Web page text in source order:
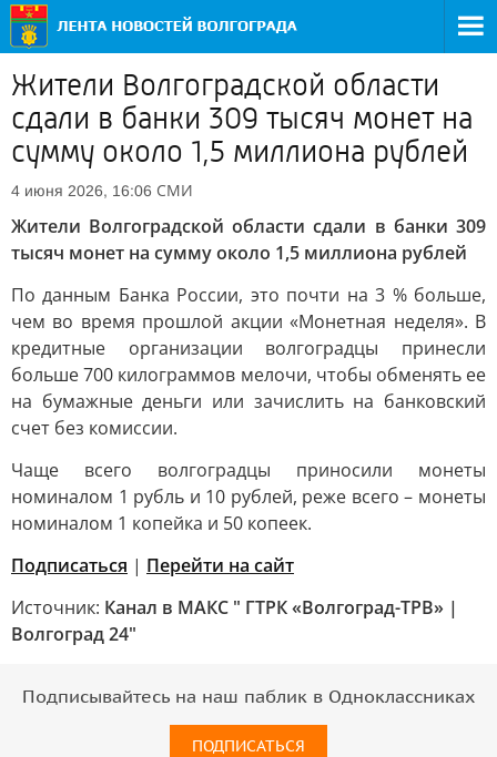
Жители Волгоградской области
сдали в банки 309 тысяч монет на
сумму около 1,5 миллиона рублей
4 июня 2026, 16:06 СМИ
Жители Волгоградской области сдали в банки 309
тысяч монет на сумму около 1,5 миллиона рублей
По данным Банка России, это почти на 3 % больше,
чем во время прошлой акции «Монетная неделя». В
кредитные организации волгоградцы принесли
больше 700 килограммов мелочи, чтобы обменять ее
на бумажные деньги или зачислить на банковский
счет без комиссии.
Чаще всего волгоградцы приносили монеты
номиналом 1 рубль и 10 рублей, реже всего – монеты
номиналом 1 копейка и 50 копеек.
Подписаться | Перейти на сайт
Источник: Канал в МАКС " ГТРК «Волгоград-ТРВ» |
Волгоград 24"
Подписывайтесь на наш паблик в Одноклассниках
ПОДПИСАТЬСЯ